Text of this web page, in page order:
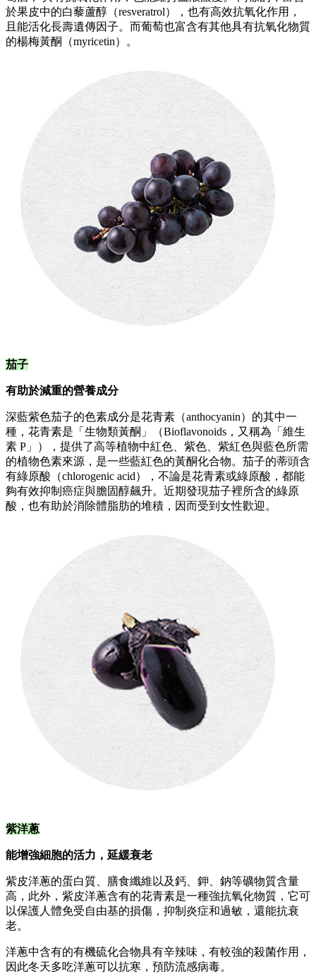
於果皮中的白藜蘆醇（resveratrol），也有高效抗氧化作用，
且能活化長壽遺傳因子。而葡萄也富含有其他具有抗氧化物質
的楊梅黃酮（myricetin）。
茄子
有助於減重的營養成分
深藍紫色茄子的色素成分是花青素（anthocyanin）的其中一
種，花青素是「生物類黃酮」（Bioflavonoids，又稱為「維生
素 P」），提供了高等植物中紅色、紫色、紫紅色與藍色所需
的植物色素來源，是一些藍紅色的黃酮化合物。茄子的蒂頭含
有綠原酸（chlorogenic acid），不論是花青素或綠原酸，都能
夠有效抑制癌症與膽固醇飆升。近期發現茄子裡所含的綠原
酸，也有助於消除體脂肪的堆積，因而受到女性歡迎。
紫洋蔥
能增強細胞的活力，延緩衰老
紫皮洋蔥的蛋白質、膳食纖維以及鈣、鉀、鈉等礦物質含量
高，此外，紫皮洋蔥含有的花青素是一種強抗氧化物質，它可
以保護人體免受自由基的損傷，抑制炎症和過敏，還能抗衰
老。
洋蔥中含有的有機硫化合物具有辛辣味，有較強的殺菌作用，
因此冬天多吃洋蔥可以抗寒，預防流感病毒。